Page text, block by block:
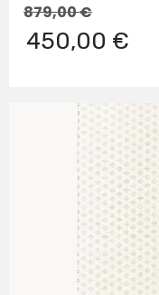
879,00€
450,00 €